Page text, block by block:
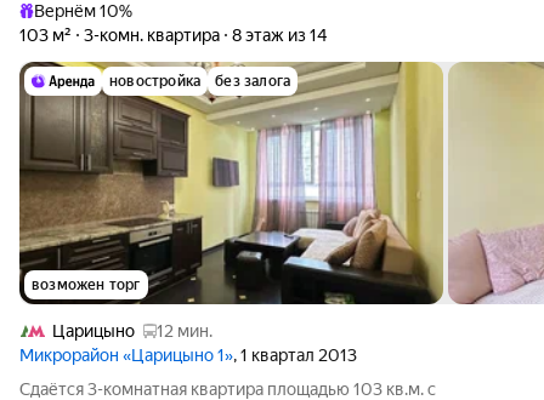
Вернём 10%
103 м²
3-комн. квартира 8 этаж из 14
новостройка без залога
возможен торг
Царицыно
12 мин.
Микрорайон «Царицыно 1», 1 квартал 2013
Сдаётся 3-комнатная квартира площадью 103 кв.м. с